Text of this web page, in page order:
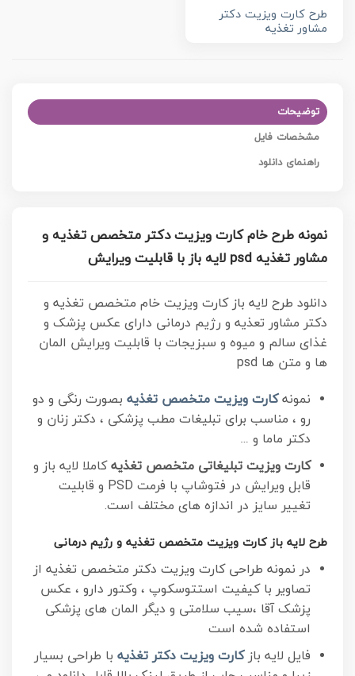
طرح کارت ویزیت دکتر
مشاور تغذیه
توضیحات
مشخصات فایل
راهنمای دانلود
نمونه طرح خام کارت ویزیت دکتر متخصص تغذیه و
مشاور تغذیه psd لایه باز با قابلیت ویرایش
دانلود طرح لایه باز کارت ویزیت خام متخصص تغذیه و
دکتر مشاور تعذیه و رژیم درمانی دارای عکس پزشک و
غذای سالم و میوه و سبزیجات با قابلیت ویرایش المان
ها و متن ها psd
نمونهکارت ویزیت متخصص تغذیهبصورت رنگی و دو
رو ، مناسب برای تبلیغات مطب پزشکی ، دکتر زنان و
دکتر ماما و …
کارت ویزیت تبلیغاتی متخصص تغذیهکاملا لایه باز و
قابل ویرایش در فتوشاپ با فرمت PSD و قابلیت
تغییر سایز در اندازه های مختلف است.
طرح لایه باز کارت ویزیت متخصص تغذیه و رژیم درمانی
در نمونه طراحی کارت ویزیت دکتر متخصص تغذیه از
تصاویر با کیفیت استتوسکوپ ، وکتور دارو ، عکس
پزشک آقا ،سیب سلامتی و دیگر المان های پزشکی
استفاده شده است
فایل لایه بازکارت ویزیت دکتر تغذیهبا طراحی بسیار